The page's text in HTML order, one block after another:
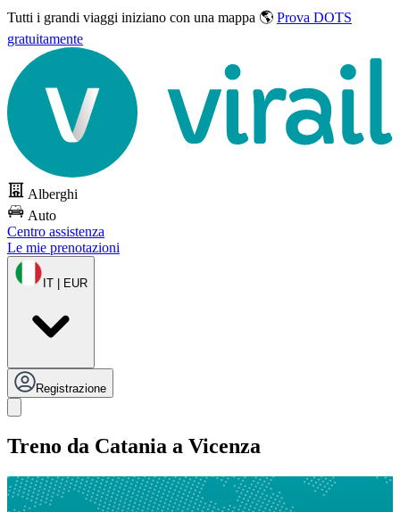
Tutti i grandi viaggi iniziano con una mappa 🌎 Prova DOTS
gratuitamente
Alberghi
Auto
Centro assistenza
Le mie prenotazioni
IT | EUR
Registrazione
Treno da Catania a Vicenza